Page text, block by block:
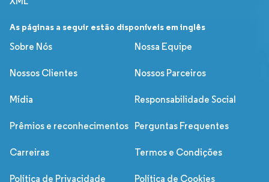
As páginas a seguir estão disponíveis em inglês
Sobre Nós
Nossa Equipe
Nossos Clientes Nossos Parceiros
Mídia Responsabilidade Social
Prêmios e reconhecimentos Perguntas Frequentes
Carreiras Termos e Condições
Política de Privacidade Política de Cookies